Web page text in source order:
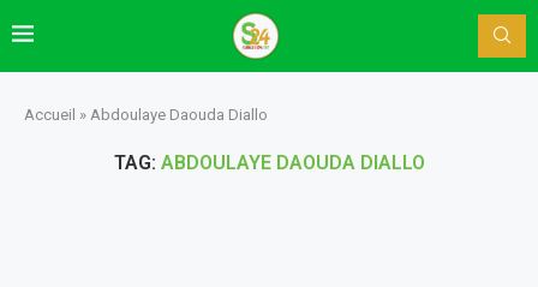
Accueil » Abdoulaye Daouda Diallo
TAG: ABDOULAYE DAOUDA DIALLO